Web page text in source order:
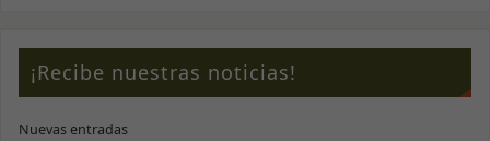
¡Recibe nuestras noticias!
Nuevas entradas